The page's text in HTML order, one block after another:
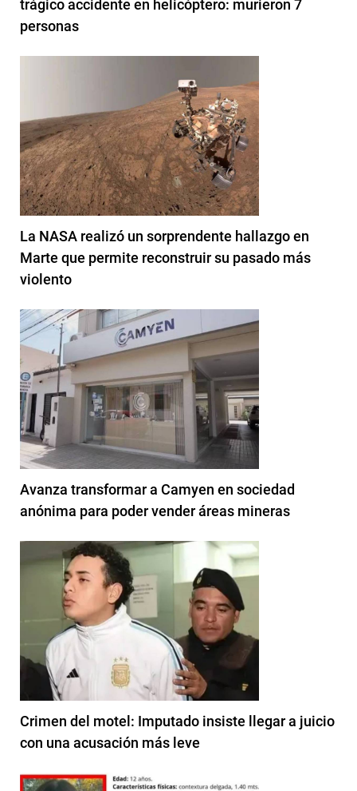
trágico accidente en helicóptero: murieron 7
personas
La NASA realizó un sorprendente hallazgo en
Marte que permite reconstruir su pasado más
violento
Avanza transformar a Camyen en sociedad
anónima para poder vender áreas mineras
Crimen del motel: Imputado insiste llegar a juicio
con una acusación más leve